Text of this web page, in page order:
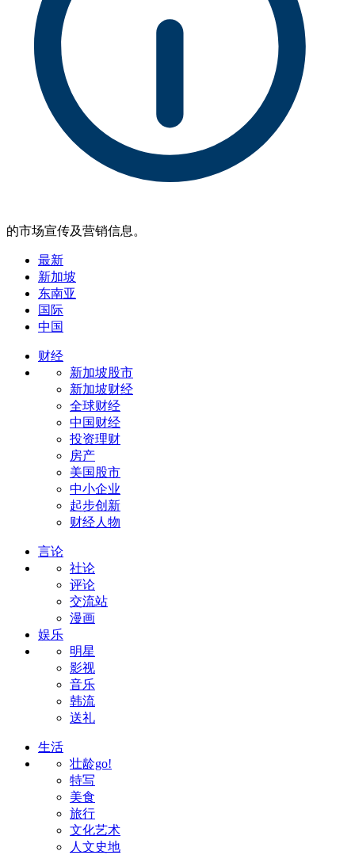
的市场宣传及营销信息。
最新
新加坡
东南亚
国际
中国
财经
新加坡股市
新加坡财经
全球财经
中国财经
投资理财
房产
美国股市
中小企业
起步创新
财经人物
言论
社论
评论
交流站
漫画
娱乐
明星
影视
音乐
韩流
送礼
生活
壮龄go!
特写
美食
旅行
文化艺术
人文史地